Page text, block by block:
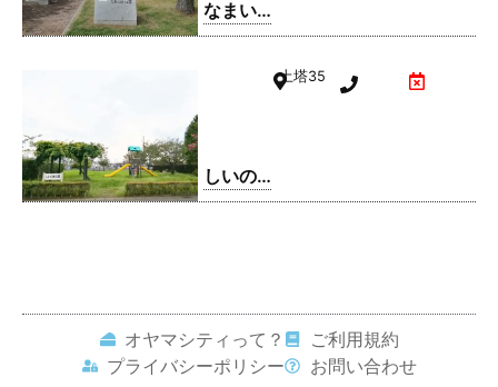
なまい
ふるさ
しいの
実公園
土塔35
オヤマシティって？
ご利用規約
プライバシーポリシー
お問い合わせ